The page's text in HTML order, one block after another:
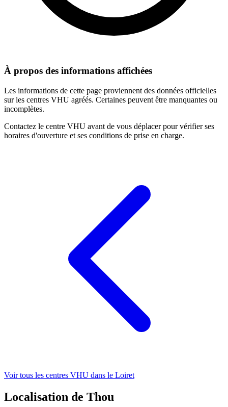
À propos des informations affichées
Les informations de cette page proviennent des données officielles
sur les centres VHU agréés. Certaines peuvent être manquantes ou
incomplètes.
Contactez le centre VHU avant de vous déplacer pour vérifier ses
horaires d'ouverture et ses conditions de prise en charge.
Voir tous les centres VHU dans le Loiret
Localisation de Thou